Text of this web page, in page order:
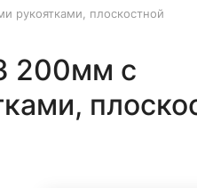
рукоятками, плоскостной
200мм с